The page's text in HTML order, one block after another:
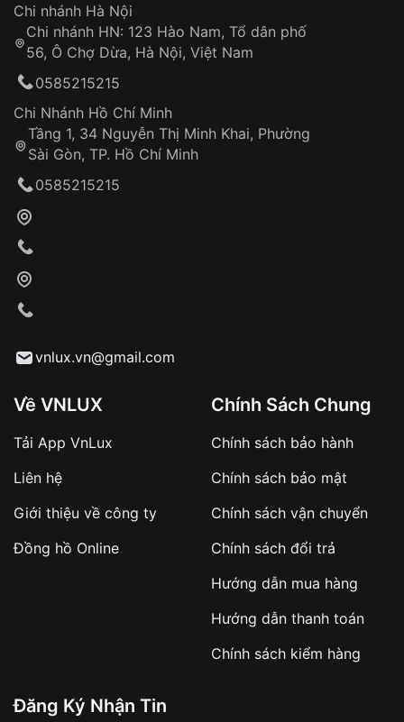
Chi nhánh Hà Nội
Chi nhánh HN: 123 Hào Nam, Tổ dân phố
56, Ô Chợ Dừa, Hà Nội, Việt Nam
0585215215
Chi Nhánh Hồ Chí Minh
Tầng 1, 34 Nguyễn Thị Minh Khai, Phường
Sài Gòn, TP. Hồ Chí Minh
0585215215
vnlux.vn@gmail.com
Về VNLUX
Tải App VnLux
Liên hệ
Giới thiệu về công ty
Đồng hồ Online
Chính Sách Chung
Chính sách bảo hành
Chính sách bảo mật
Chính sách vận chuyển
Chính sách đổi trả
Hướng dẫn mua hàng
Hướng dẫn thanh toán
Chính sách kiểm hàng
Đăng Ký Nhận Tin